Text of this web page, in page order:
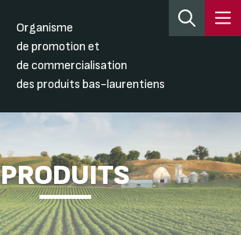
Organisme
de promotion et
de commercialisation
des produits bas-laurentiens
PRODUITS